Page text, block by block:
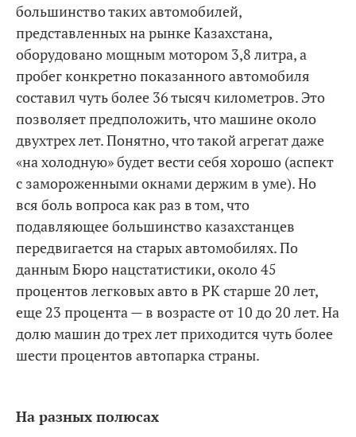
большинство таких автомобилей,
представленных на рынке Казахстана,
оборудовано мощным мотором 3,8 литра, а
пробег конкретно показанного автомобиля
составил чуть более 36 тысяч километров. Это
позволяет предположить, что машине около
двухтрех лет. Понятно, что такой агрегат даже
«на холодную» будет вести себя хорошо (аспект
с замороженными окнами держим в уме). Но
вся боль вопроса как раз в том, что
подавляющее большинство казахстанцев
передвигается на старых автомобилях. По
данным Бюро нацстатистики, около 45
процентов легковых авто в РК старше 20 лет,
еще 23 процента — в возрасте от 10 до 20 лет. На
долю машин до трех лет приходится чуть более
шести процентов автопарка страны.
На разных полюсах